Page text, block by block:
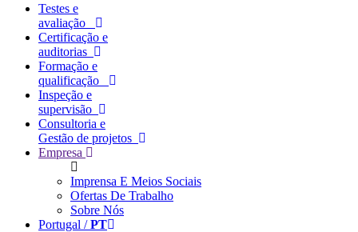
Testes e
avaliação
Certificação e
auditorias
Formação e
qualificação
Inspeção e
supervisão
Consultoria e
Gestão de projetos
Empresa
Imprensa E Meios Sociais
Ofertas De Trabalho
Sobre Nós
Portugal /PT